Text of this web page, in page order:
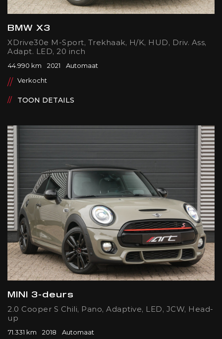
BMW X3
XDrive30e M-Sport, Trekhaak, H/K, HUD, Driv. Ass,
Adapt. LED, 20 inch
44.990 km 2021
Automaat
Verkocht
TOON DETAILS
MINI 3-deurs
2.0 Cooper S Chili, Pano, Adaptive, LED, JCW, Head-
up
71.331 km 2018
Automaat